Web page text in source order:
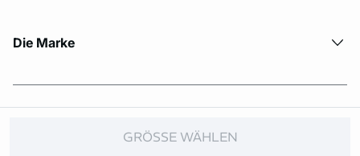
GRÖSSE WÄHLEN
Die Marke